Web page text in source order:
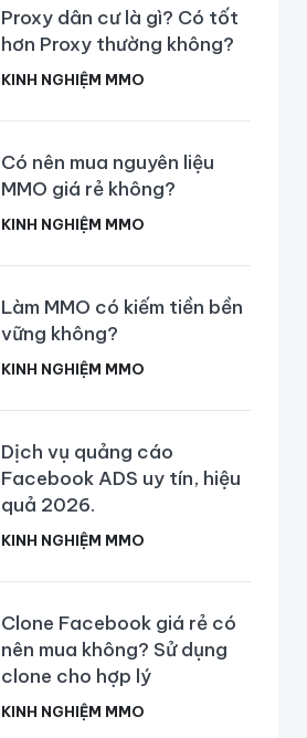
Proxy dân cư là gì? Có tốt
hơn Proxy thường không?
KINH NGHIỆM MMO
Có nên mua nguyên liệu
MMO giá rẻ không?
KINH NGHIỆM MMO
Làm MMO có kiếm tiền bền
vững không?
KINH NGHIỆM MMO
Dịch vụ quảng cáo
Facebook ADS uy tín, hiệu
quả 2026.
KINH NGHIỆM MMO
Clone Facebook giá rẻ có
nên mua không? Sử dụng
clone cho hợp lý
KINH NGHIỆM MMO